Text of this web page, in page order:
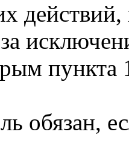
пункта
обязан,